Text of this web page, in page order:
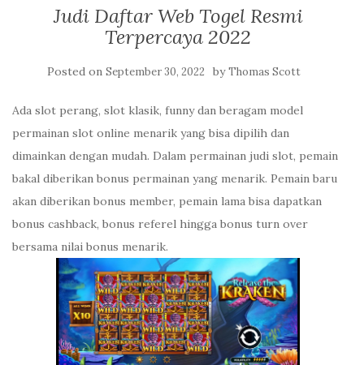
Judi Daftar Web Togel Resmi
Terpercaya 2022
Posted on September 30, 2022 byThomas Scott
Ada slot perang, slot klasik, funny dan beragam model
permainan slot online menarik yang bisa dipilih dan
dimainkan dengan mudah. Dalam permainan judi slot, pemain
bakal diberikan bonus permainan yang menarik. Pemain baru
akan diberikan bonus member, pemain lama bisa dapatkan
bonus cashback, bonus referel hingga bonus turn over
bersama nilai bonus menarik.